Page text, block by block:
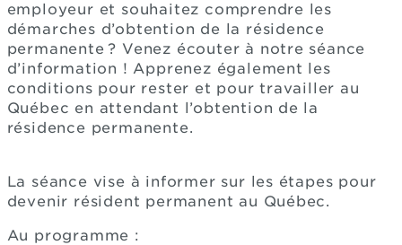
employeur et souhaitez comprendre les
démarches d’obtention de la résidence
permanente ? Venez écouter à notre séance
d’information ! Apprenez également les
conditions pour rester et pour travailler au
Québec en attendant l’obtention de la
résidence permanente.
La séance vise à informer sur les étapes pour
devenir résident permanent au Québec.
Au programme :